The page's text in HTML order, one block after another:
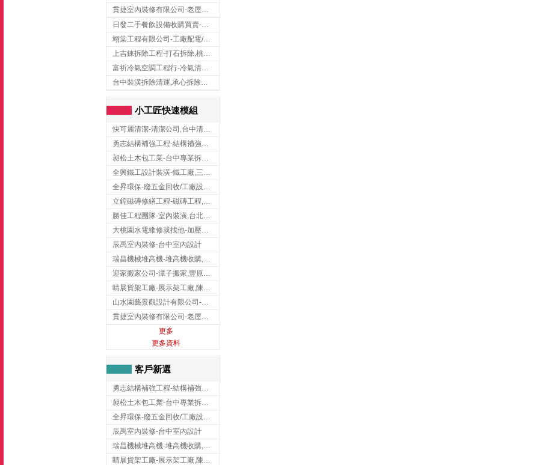
日發二手餐飲設備收購買賣-二手貨買賣,台中二手貨買賣,台中二手餐飲收購
翊棠工程有限公司-工廠配電/高雄消防機電公司
上吉錸拆除工程-打石拆除,桃園打石拆除,桃園拆除工程
富祈冷氣空調工程行-冷氣清洗,台中冷氣清洗,台中冷氣安裝,北區冷氣清洗
台中裝潢拆除清運,承心拆除清運工程-台中包月垃圾清運,台中工廠垃圾清運,北區裝潢拆除清運
小工匠快速模組
快可麗清潔-清潔公司,台中清潔公司,台中居家清潔
昶松土木包工業-台中專業拆除工程/挖土機出租
勝佳工程團隊-室內裝潢,台北房屋裝修,三重室內裝修
大桃園水電維修就找他-加壓馬達,抽水馬達,桃園水電行,中壢水電
辰禹室內裝修-台中室內設計
迎家搬家公司-潭子搬家,豐原搬家,大雅搬家,大甲搬家,台中推薦搬家,台中搬家
山水園藝景觀設計有限公司-景觀工程,景觀設計,新竹園藝工程,新竹景觀設計
更多
更多資料
客戶新選
昶松土木包工業-台中專業拆除工程/挖土機出租
辰禹室內裝修-台中室內設計